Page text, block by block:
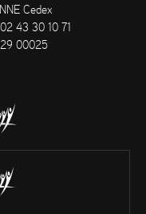
Cedex
43 30 10 71
00025